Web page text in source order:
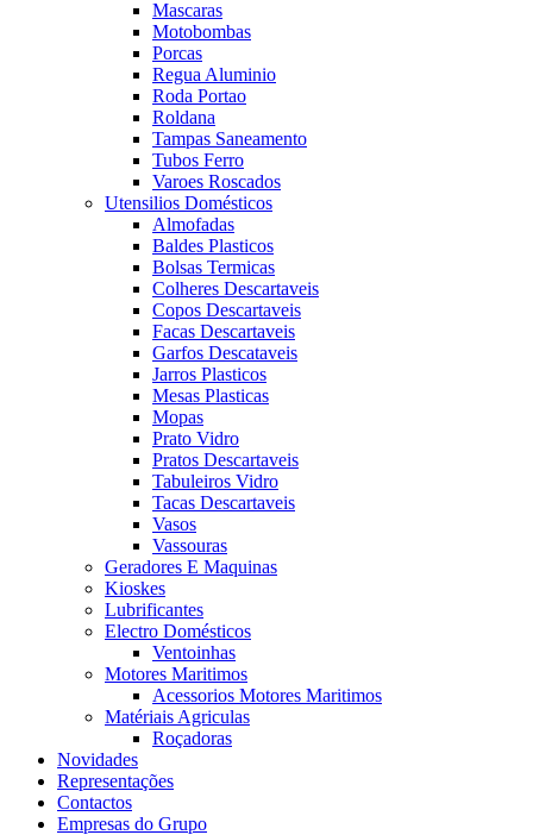
Mascaras
Motobombas
Porcas
Regua Aluminio
Roda Portao
Roldana
Tampas Saneamento
Tubos Ferro
Varoes Roscados
Utensilios Domésticos
Almofadas
Baldes Plasticos
Bolsas Termicas
Colheres Descartaveis
Copos Descartaveis
Facas Descartaveis
Garfos Descataveis
Jarros Plasticos
Mesas Plasticas
Mopas
Prato Vidro
Pratos Descartaveis
Tabuleiros Vidro
Tacas Descartaveis
Vasos
Vassouras
Geradores E Maquinas
Kioskes
Lubrificantes
Electro Domésticos
Ventoinhas
Motores Maritimos
Acessorios Motores Maritimos
Matériais Agriculas
Roçadoras
Novidades
Representações
Contactos
Empresas do Grupo